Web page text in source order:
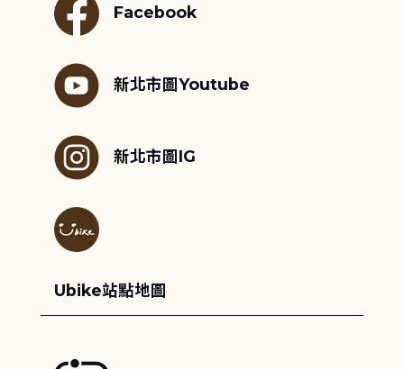
Facebook
新北市圖Youtube
新北市圖IG
Ubike站點地圖